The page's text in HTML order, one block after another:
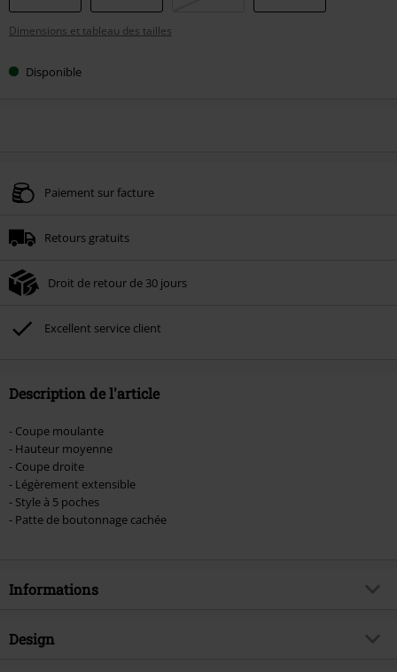
Dimensions et tableau des tailles
Disponible
Paiement sur facture
Retours gratuits
Droit de retour de 30 jours
Excellent service client
Description de l'article
- Coupe moulante
- Hauteur moyenne
- Coupe droite
- Légèrement extensible
- Style à 5 poches
- Patte de boutonnage cachée
Informations
Article n°.
Design